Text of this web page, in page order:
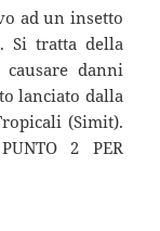
ad un insetto
Si tratta della
danni
lanciato dalla
(Simit).
2 PER